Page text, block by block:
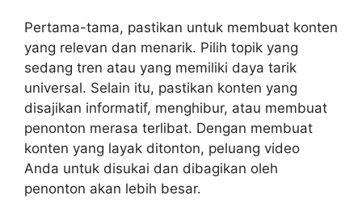
Pertama-tama, pastikan untuk membuat konten
yang relevan dan menarik. Pilih topik yang
sedang tren atau yang memiliki daya tarik
universal. Selain itu, pastikan konten yang
disajikan informatif, menghibur, atau membuat
penonton merasa terlibat. Dengan membuat
konten yang layak ditonton, peluang video
Anda untuk disukai dan dibagikan oleh
penonton akan lebih besar.